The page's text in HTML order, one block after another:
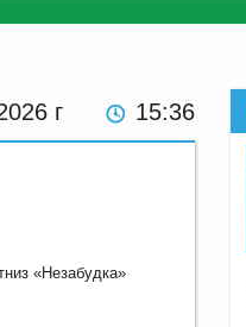
г 15:36
«Незабудка»